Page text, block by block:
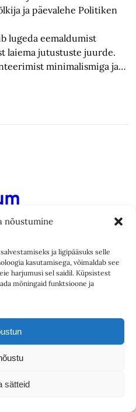
nõustumine
ja ligipääsuks selle
kasutamisega, võimaldab see
harjumusi sel saidil. Küpsistest
mõningaid funktsioone ja
sätteid
ja päevalehe Politiken
lugeda eemaldumist
laiema jutustuste juurde.
minimalismiga ja…
Balti raamatumessi
kaasav foorum,
kirjanduse
Siinkohal
mu sõbranna luges hiljuti
et endale kergemat
raamat oli keeruline, ent